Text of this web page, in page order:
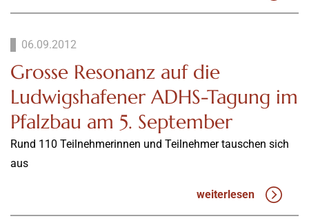
06.09.2012
Grosse Resonanz auf die
Ludwigshafener ADHS-Tagung im
Pfalzbau am 5. September
Rund 110 Teilnehmerinnen und Teilnehmer tauschen sich
aus
weiterlesen